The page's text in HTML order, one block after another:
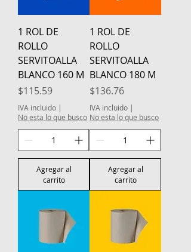
1 ROL DE
ROLLO
SERVITOALLA
BLANCO 160 M
Precio
$115.59
IVA incluido |
No esta lo que busco
Agregar al
carrito
1 ROL DE
ROLLO
SERVITOALLA
BLANCO 180 M
Precio
$136.76
IVA incluido |
No esta lo que busco
Agregar al
carrito